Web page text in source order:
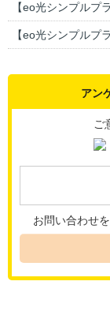
【eo光シンプルプ
【eo光シンプルプ
アン
ご
お問い合わせ